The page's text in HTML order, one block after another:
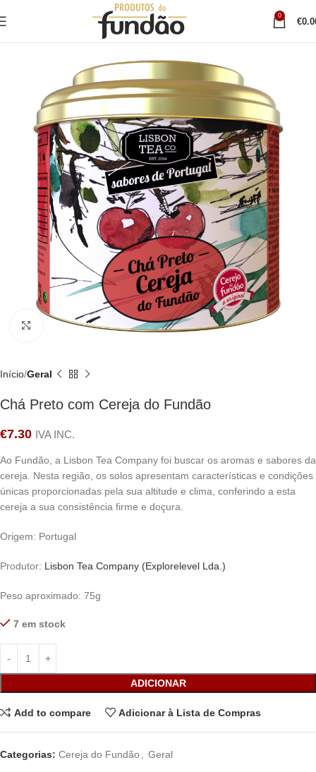
0
€
Clique para ampliar
Início Geral
Chá Preto com Cereja do Fundão
€7.30 IVA INC.
Ao Fundão, a Lisbon Tea Company foi buscar os aromas e sabores da
cereja. Nesta região, os solos apresentam características e condições
únicas proporcionadas pela sua altitude e clima, conferindo a esta
cereja a sua consistência firme e doçura.
Origem: Portugal
Produtor: Lisbon Tea Company (Explorelevel Lda.)
Peso aproximado: 75g
7 em stock
ADICIONAR
Add to compare Adicionar à Lista de Compras
Categorias: Cereja do Fundão Geral